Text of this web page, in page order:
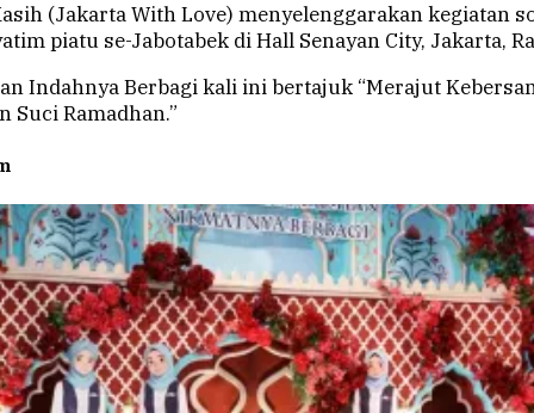
(Jakarta With Love) menyelenggarakan kegiatan
piatu se-Jabotabek di Hall Senayan City, Jakarta,
Indahnya Berbagi kali ini bertajuk “Merajut
Suci Ramadhan.”